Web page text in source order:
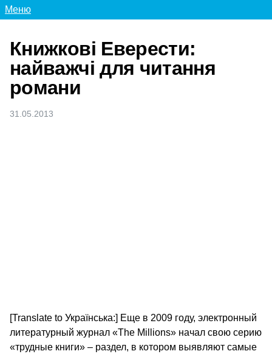
Меню
Книжкові Еверести:
найважчі для читання
романи
31.05.2013
[Translate to Українська:] Еще в 2009 году, электронный
литературный журнал «The Millions» начал свою серию
«трудные книги» – раздел, в котором выявляют самые